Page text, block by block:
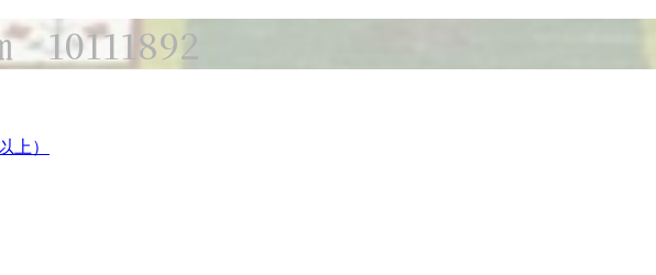
10111892
上）